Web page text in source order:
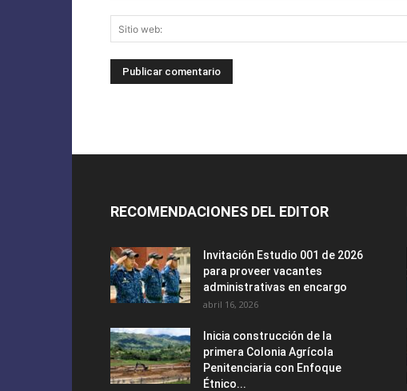
RECOMENDACIONES DEL EDITOR
Invitación Estudio 001 de 2026
para proveer vacantes
administrativas en encargo
abril 16, 2026
Inicia construcción de la
primera Colonia Agrícola
Penitenciaria con Enfoque
Étnico...